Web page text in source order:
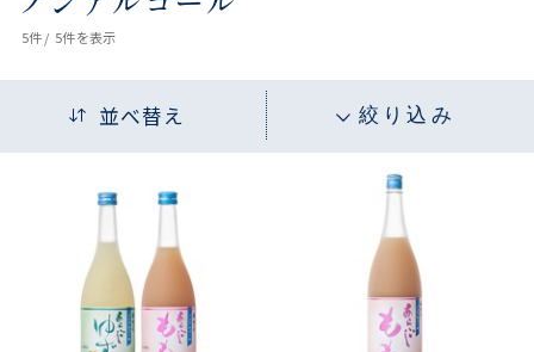
5件 / 5件を表示
並べ替え 絞り込み